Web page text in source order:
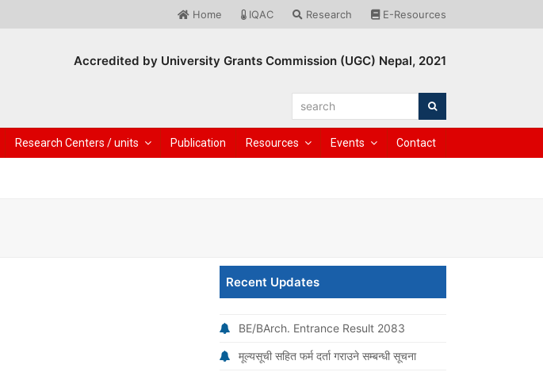
Home IQAC Research E-Resources
Accredited by University Grants Commission (UGC) Nepal, 2021
search
Research Centers / units Publication Resources Events Contact
Recent Updates
BE/BArch. Entrance Result 2083
मूल्यसूची सहित फर्म दर्ता गराउने सम्बन्धी सूचना